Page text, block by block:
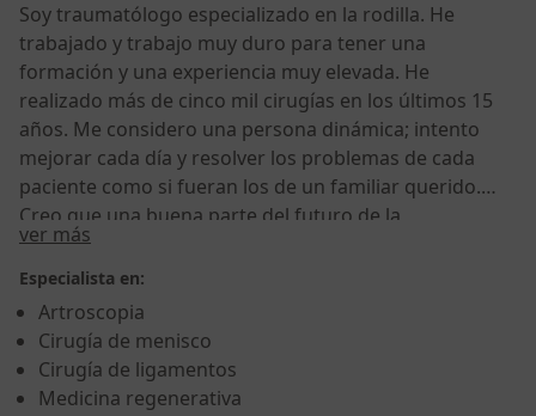
Soy traumatólogo especializado en la rodilla. He
trabajado y trabajo muy duro para tener una
formación y una experiencia muy elevada. He
realizado más de cinco mil cirugías en los últimos 15
años. Me considero una persona dinámica; intento
mejorar cada día y resolver los problemas de cada
paciente como si fueran los de un familiar querido.
Creo que una buena parte del futuro de la
traumatología es la prevención de la enfermedad
osteoarticular y así mejorar la calidad de vida del
paciente desde el principio hasta el fin de sus días, sin
dolores ni limitación de actividad. A todo ello me
dedico.
ver más
Especialista en:
Artroscopia
Cirugía de menisco
Cirugía de ligamentos
Medicina regenerativa